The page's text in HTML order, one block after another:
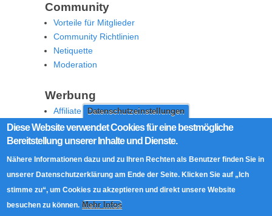
Datenschutzeinstellungen
Diese Website verwendet Cookies für eine bestmögliche
Bereitstellung unserer Inhalte und Dienste.
Nähere Informationen dazu und zu Ihren Rechten als Benutzer finden Sie in
unserer Datenschutzerklärung am Ende der Seite. Klicken Sie auf „Ich
stimme zu“, um Cookies zu akzeptieren und direkt unsere Website
besuchen zu können. Mehr Infos
Community
Vorteile für Mitglieder
Community Richtlinien
Netiquette
Moderation
Werbung
Affiliate Offenlegung
Werben Sie auf MoW
Social Media
RSS Feed
Facebook